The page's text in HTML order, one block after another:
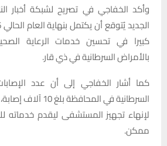
وأكد الخفاجي في تصريح لشبكة أخبار
كبيرا في تحسين خدمات الرعاية
بالأمراض السرطانية في ذي قار.
كما أشار الخفاجي إلى أن عدد
السرطانية في
لإنهاء تجهيز المستشفى ليقدم
ممكن.